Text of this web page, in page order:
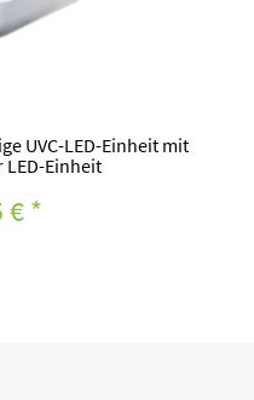
UVC-LED-Einheit mit
Einheit
€*